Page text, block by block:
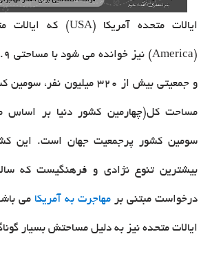
و جمعیتی بیش از 320 میلیون
مساحت کل(چهارمین کشور دنیا بر
سومین کشور پرجمعیت جهان است. این
بیشترین تنوع نژادی و فرهنگیست که
درخواست مبتنی بر مهاجرت به آمریکا می
ایالات متحده نیز به دلیل مساحتش بسیار